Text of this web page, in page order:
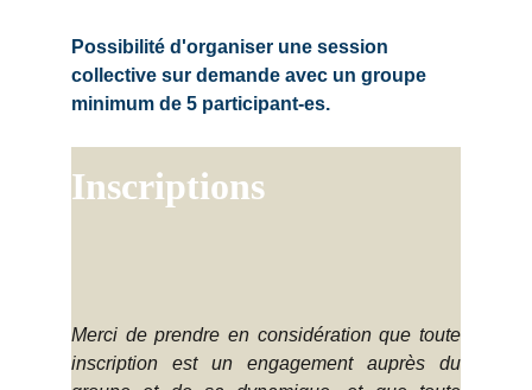
Possibilité d'organiser une session
collective sur demande avec un groupe
minimum de 5 participant-es.
Inscriptions
Merci de prendre en considération que toute
inscription est un engagement auprès du